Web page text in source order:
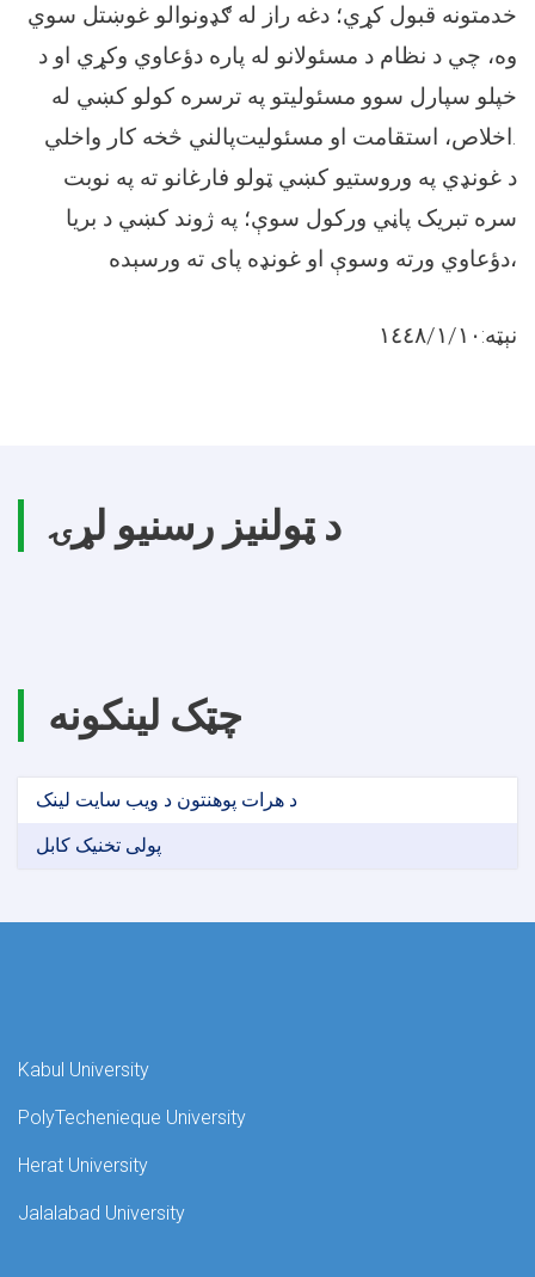
خدمتونه قبول کړي؛ دغه راز له ګډونوالو غوښتل سوي
وه، چي د نظام د مسئولانو له پاره دؤعاوي وکړي او د
خپلو سپارل سوو مسئولیتو په ترسره کولو کښي له
اخلاص، استقامت او مسئولیت‌پالني څخه کار واخلي.
د غونډي په وروستیو کښي ټولو فارغانو ته په نوبت
سره تبریک پاڼي ورکول سوې؛ په ژوند کښي د بريا
دؤعاوي ورته وسوې او غونډه پاى ته ورسېده،
نېټه:١٤٤٨/١/١٠
د ټولنیز رسنیو لړۍ
چټک لینکونه
د هرات پوهنتون د ویب سایت لینک
پولی تخنیک کابل
Kabul University
PolyTechenieque University
Herat University
Jalalabad University